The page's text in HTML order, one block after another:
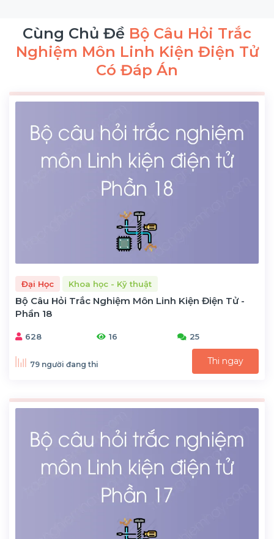
Cùng Chủ Đề Bộ Câu Hỏi Trắc
Nghiệm Môn Linh Kiện Điện Tử
Có Đáp Án
Đại Học Khoa học - Kỹ thuật
Bộ Câu Hỏi Trắc Nghiệm Môn Linh Kiện Điện Tử -
Phần 18
628 16 25
79 người đang thi Thi ngay